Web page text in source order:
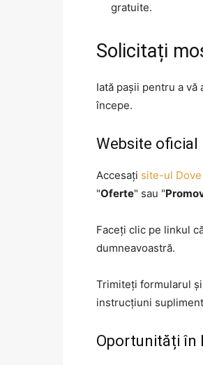
gratuite.
Solicitați
Iată pașii pentru a
începe.
Website oficial
Accesați site-ul Dove
"Oferte" sau "
Faceți clic pe linkul
dumneavoastră.
Trimiteți formularul
instrucțiuni
Oportunități în